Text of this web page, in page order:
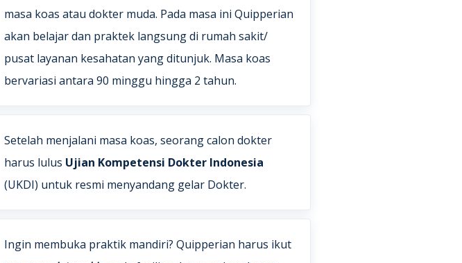
masa koas atau dokter muda. Pada masa ini Quipperian
akan belajar dan praktek langsung di rumah sakit/
pusat layanan kesahatan yang ditunjuk. Masa koas
bervariasi antara 90 minggu hingga 2 tahun.
Setelah menjalani masa koas, seorang calon dokter
harus lulus Ujian Kompetensi Dokter Indonesia
(UKDI) untuk resmi menyandang gelar Dokter.
Ingin membuka praktik mandiri? Quipperian harus ikut